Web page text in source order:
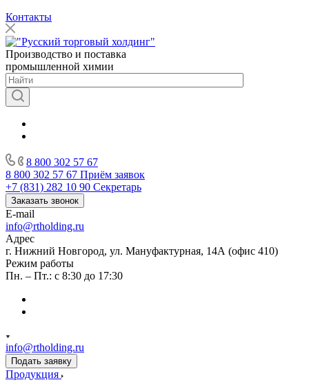
Контакты
Производство и поставка
промышленной химии
8 800 302 57 67
8 800 302 57 67 Приём заявок
+7 (831) 282 10 90 Секретарь
Заказать звонок
E-mail
info@rtholding.ru
Адрес
г. Нижний Новгород, ул. Мануфактурная, 14А (офис 410)
Режим работы
Пн. – Пт.: с 8:30 до 17:30
info@rtholding.ru
Подать заявку
Продукция